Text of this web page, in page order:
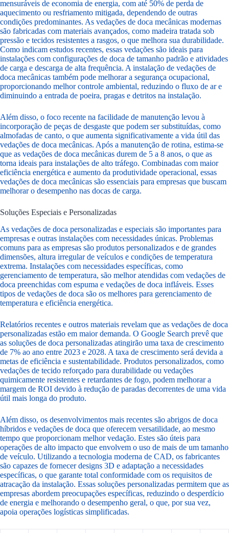
mensuráveis de economia de energia, com até 50% de perda de
aquecimento ou resfriamento mitigada, dependendo de outras
condições predominantes. As vedações de doca mecânicas modernas
são fabricadas com materiais avançados, como madeira tratada sob
pressão e tecidos resistentes a rasgos, o que melhora sua durabilidade.
Como indicam estudos recentes, essas vedações são ideais para
instalações com configurações de doca de tamanho padrão e atividades
de carga e descarga de alta frequência. A instalação de vedações de
doca mecânicas também pode melhorar a segurança ocupacional,
proporcionando melhor controle ambiental, reduzindo o fluxo de ar e
diminuindo a entrada de poeira, pragas e detritos na instalação.
Além disso, o foco recente na facilidade de manutenção levou à
incorporação de peças de desgaste que podem ser substituídas, como
almofadas de canto, o que aumenta significativamente a vida útil das
vedações de doca mecânicas. Após a manutenção de rotina, estima-se
que as vedações de doca mecânicas durem de 5 a 8 anos, o que as
torna ideais para instalações de alto tráfego. Combinadas com maior
eficiência energética e aumento da produtividade operacional, essas
vedações de doca mecânicas são essenciais para empresas que buscam
melhorar o desempenho nas docas de carga.
Soluções Especiais e Personalizadas
As vedações de doca personalizadas e especiais são importantes para
empresas e outras instalações com necessidades únicas. Problemas
comuns para as empresas são produtos personalizados e de grandes
dimensões, altura irregular de veículos e condições de temperatura
extrema. Instalações com necessidades específicas, como
gerenciamento de temperatura, são melhor atendidas com vedações de
doca preenchidas com espuma e vedações de doca infláveis. Esses
tipos de vedações de doca são os melhores para gerenciamento de
temperatura e eficiência energética.
Relatórios recentes e outros materiais revelam que as vedações de doca
personalizadas estão em maior demanda. O Google Search prevê que
as soluções de doca personalizadas atingirão uma taxa de crescimento
de 7% ao ano entre 2023 e 2028. A taxa de crescimento será devida a
metas de eficiência e sustentabilidade. Produtos personalizados, como
vedações de tecido reforçado para durabilidade ou vedações
quimicamente resistentes e retardantes de fogo, podem melhorar a
margem de ROI devido à redução de paradas decorrentes de uma vida
útil mais longa do produto.
Além disso, os desenvolvimentos mais recentes são abrigos de doca
híbridos e vedações de doca que oferecem versatilidade, ao mesmo
tempo que proporcionam melhor vedação. Estes são úteis para
operações de alto impacto que envolvem o uso de mais de um tamanho
de veículo. Utilizando a tecnologia moderna de CAD, os fabricantes
são capazes de fornecer designs 3D e adaptação a necessidades
específicas, o que garante total conformidade com os requisitos de
atracação da instalação. Essas soluções personalizadas permitem que as
empresas abordem preocupações específicas, reduzindo o desperdício
de energia e melhorando o desempenho geral, o que, por sua vez,
apoia operações logísticas simplificadas.